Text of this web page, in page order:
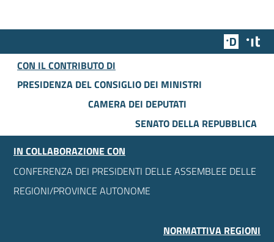
Team
CON IL CONTRIBUTO DI
PRESIDENZA DEL CONSIGLIO DEI MINISTRI
CAMERA DEI DEPUTATI
SENATO DELLA REPUBBLICA
IN COLLABORAZIONE CON
CONFERENZA DEI PRESIDENTI DELLE ASSEMBLEE DELLE
REGIONI/PROVINCE AUTONOME
NORMATTIVA REGIONI